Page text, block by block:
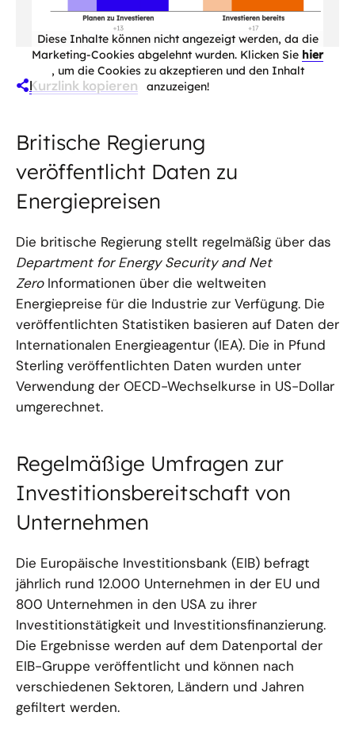
Diese Inhalte können nicht angezeigt werden, da die
Marketing-Cookies abgelehnt wurden. Klicken Sie hier
, um die Cookies zu akzeptieren und den Inhalt
anzuzeigen!
Kurzlink kopieren
Britische Regierung
veröffentlicht Daten zu
Energiepreisen
Die britische Regierung stellt regelmäßig über das
Department for Energy Security and Net
Zero Informationen über die weltweiten
Energiepreise für die Industrie zur Verfügung. Die
veröffentlichten Statistiken basieren auf Daten der
Internationalen Energieagentur (IEA). Die in Pfund
Sterling veröffentlichten Daten wurden unter
Verwendung der OECD-Wechselkurse in US-Dollar
umgerechnet.
Regelmäßige Umfragen zur
Investitionsbereitschaft von
Unternehmen
Die Europäische Investitionsbank (EIB) befragt
jährlich rund 12.000 Unternehmen in der EU und
800 Unternehmen in den USA zu ihrer
Investitionstätigkeit und Investitionsfinanzierung.
Die Ergebnisse werden auf dem Datenportal der
EIB-Gruppe veröffentlicht und können nach
verschiedenen Sektoren, Ländern und Jahren
gefiltert werden.